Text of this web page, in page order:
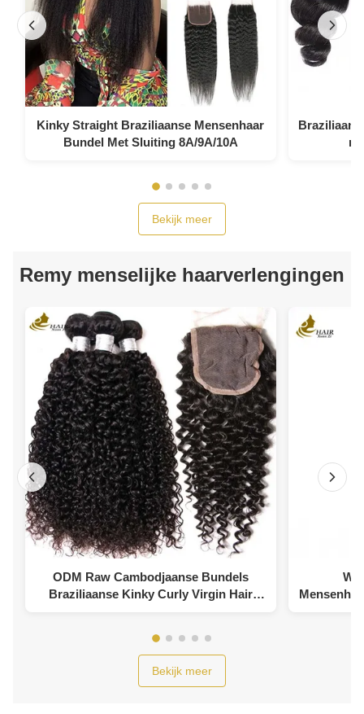
Kinky Straight Braziliaanse Mensenhaar
Bundel Met Sluiting 8A/9A/10A
Bekijk meer
Remy menselijke haarverlengingen
ODM Raw Cambodjaanse Bundels
Braziliaanse Kinky Curly Virgin Hair
Bekijk meer